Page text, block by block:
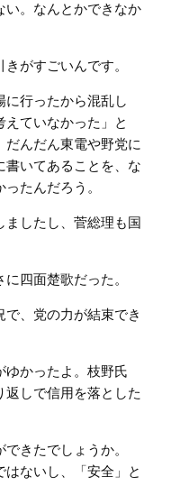
い。なんとかできなか
がすごいんです。
行ったから混乱し
ていなかった」と
んだん東電や野党に
書いてあることを、な
たんだろう。
したし、菅総理も国
四面楚歌だった。
、党の力が結束でき
かったよ。枝野氏
返しで信用を落とした
きたでしょうか。
はないし、「安全」と